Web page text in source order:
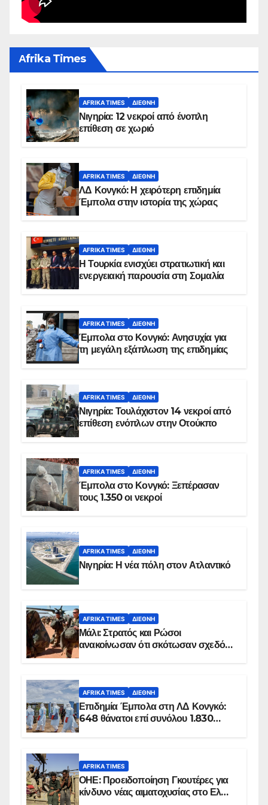
Αfrika Times
AFRIKA TIMES ΔΙΕΘΝΉ
Νιγηρία: 12 νεκροί από ένοπλη
επίθεση σε χωριό
AFRIKA TIMES ΔΙΕΘΝΉ
ΛΔ Κονγκό: Η χειρότερη επιδημία
Έμπολα στην ιστορία της χώρας
AFRIKA TIMES ΔΙΕΘΝΉ
Η Τουρκία ενισχύει στρατιωτική και
ενεργειακή παρουσία στη Σομαλία
AFRIKA TIMES ΔΙΕΘΝΉ
Έμπολα στο Κονγκό: Ανησυχία για
τη μεγάλη εξάπλωση της επιδημίας
AFRIKA TIMES ΔΙΕΘΝΉ
Νιγηρία: Τουλάχιστον 14 νεκροί από
επίθεση ενόπλων στην Οτούκπο
AFRIKA TIMES ΔΙΕΘΝΉ
Έμπολα στο Κονγκό: Ξεπέρασαν
τους 1.350 οι νεκροί
AFRIKA TIMES ΔΙΕΘΝΉ
Νιγηρία: Η νέα πόλη στον Ατλαντικό
AFRIKA TIMES ΔΙΕΘΝΉ
Μάλι: Στρατός και Ρώσοι
ανακοίνωσαν ότι σκότωσαν σχεδόν
AFRIKA TIMES ΔΙΕΘΝΉ
Επιδημία Έμπολα στη ΛΔ Κονγκό:
648 θάνατοι επί συνόλου 1.830
AFRIKA TIMES
ΟΗΕ: Προειδοποίηση Γκουτέρες για
κίνδυνο νέας αιματοχυσίας στο Ελ